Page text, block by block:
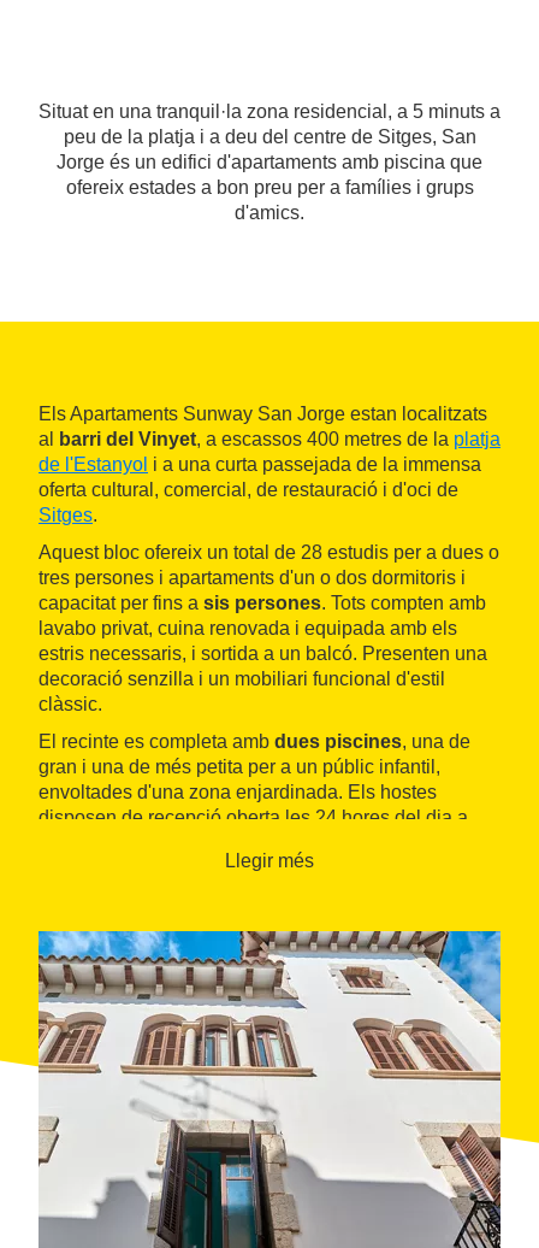
Situat en una tranquil·la zona residencial, a 5 minuts a
peu de la platja i a deu del centre de Sitges, San
Jorge és un edifici d'apartaments amb piscina que
ofereix estades a bon preu per a famílies i grups
d'amics.
Els Apartaments Sunway San Jorge estan localitzats
al
barri del Vinyet, a escassos 400 metres de la platja
de l'Estanyol i a una curta passejada de la immensa
oferta cultural, comercial, de restauració i d'oci de
Sitges.
Aquest bloc ofereix un total de 28 estudis per a dues o
tres persones i apartaments d'un o dos dormitoris i
capacitat per fins a sis persones. Tots compten amb
lavabo privat, cuina renovada i equipada amb els
estris necessaris, i sortida a un balcó. Presenten una
decoració senzilla i un mobiliari funcional d'estil
clàssic.
El recinte es completa amb dues piscines, una de
gran i una de més petita per a un públic infantil,
envoltades d'una zona enjardinada. Els hostes
disposen de recepció oberta les 24 hores del dia a
servei gratuït de bicicletes de lloguer.
Llegir més